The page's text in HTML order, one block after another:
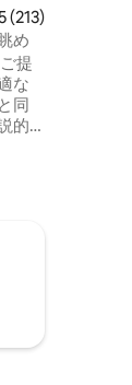
ュー213件、5
(213)
め
提
な
同
的
レ
日